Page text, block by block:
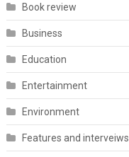
Book review
Business
Education
Entertainment
Environment
Features and interveiws